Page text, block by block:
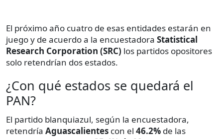
El próximo año cuatro de esas entidades estarán en
juego y de acuerdo a la encuestadora Statistical
Research Corporation (SRC) los partidos opositores
solo retendrían dos estados.
¿Con qué estados se quedará el
PAN?
El partido blanquiazul, según la encuestadora,
retendría Aguascalientes con el 46.2% de las